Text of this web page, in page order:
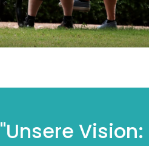
"Unsere Vision: